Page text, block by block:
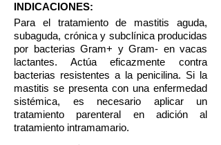
INDICACIONES:
Para el tratamiento de mastitis aguda,
subaguda, crónica y subclínica producidas
por bacterias Gram+ y Gram- en vacas
lactantes. Actúa eficazmente contra
bacterias resistentes a la penicilina. Si la
mastitis se presenta con una enfermedad
sistémica, es necesario aplicar un
tratamiento parenteral en adición al
tratamiento intramamario.